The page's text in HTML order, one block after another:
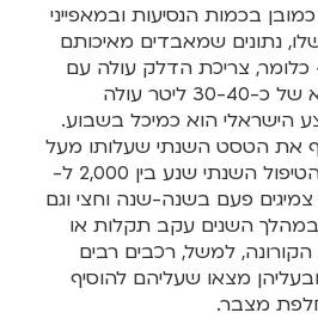
בכמות הנסיעות ובמאפייני
נתונים שמאבדים מאיכותם
צריכת הדלק עולה עם
השנים. מיכל דלק מלא של כ-30-40 ליטר עולה
הממוצע הישראלי הוא כמיכל בשבוע.
את הטסט השנתי שעלותו מעל
אלף שקל בשנה, את הטיפול השנתי שנע בין 2,000 ל-
צמיגים פעם בשנה-שנה וחצי וגם
במהלך השנים עקב תקלות או
למשל, רכבים רבים
מצאו שעליהם להוסיף
מצבר.